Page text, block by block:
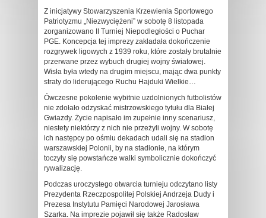
Z inicjatywy Stowarzyszenia Krzewienia Sportowego
Patriotyzmu „Niezwyciężeni” w sobotę 8 listopada
zorganizowano II Turniej Niepodległości o Puchar
PGE. Koncepcja tej imprezy zakładała dokończenie
rozgrywek ligowych z 1939 roku, które zostały brutalnie
przerwane przez wybuch drugiej wojny światowej.
Wisła była wtedy na drugim miejscu, mając dwa punkty
straty do liderującego Ruchu Hajduki Wielkie…
Ówczesne pokolenie wybitnie uzdolnionych futbolistów
nie zdołało odzyskać mistrzowskiego tytułu dla Białej
Gwiazdy. Życie napisało im zupełnie inny scenariusz,
niestety niektórzy z nich nie przeżyli wojny. W sobotę
ich następcy po ośmiu dekadach udali się na stadion
warszawskiej Polonii, by na stadionie, na którym
toczyły się powstańcze walki symbolicznie dokończyć
rywalizację.
Podczas uroczystego otwarcia turnieju odczytano listy
Prezydenta Rzeczpospolitej Polskiej Andrzeja Dudy i
Prezesa Instytutu Pamięci Narodowej Jarosława
Szarka. Na imprezie pojawił się także Radosław